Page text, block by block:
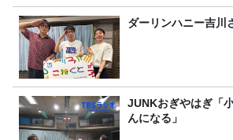
ダーリンハニー吉川
JUNKおぎやはぎ「
んになる」